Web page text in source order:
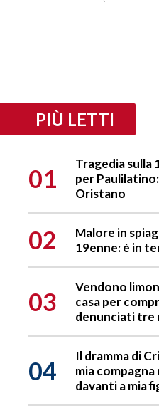
PIÙ LETTI
01
Tragedia sulla
per
Oristano
02
Malore in
19enne: è in
03
Vendono
casa per
denunciati tre
04
Il dramma di
mia compagna
davanti a mia